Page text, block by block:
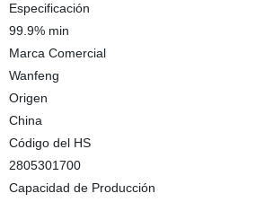
Especificación
99.9% min
Marca Comercial
Wanfeng
Origen
China
Código del HS
2805301700
Capacidad de Producción